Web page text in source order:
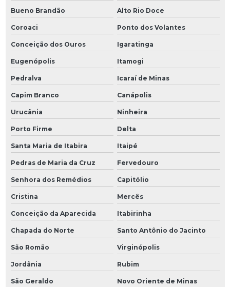
Bueno Brandão Alto Rio Doce
Coroaci Ponto dos Volantes
Conceição dos Ouros Igaratinga
Eugenópolis Itamogi
Pedralva Icaraí de Minas
Capim Branco Canápolis
Urucânia Ninheira
Porto Firme Delta
Santa Maria de Itabira Itaipé
Pedras de Maria da Cruz Fervedouro
Senhora dos Remédios Capitólio
Cristina Mercês
Conceição da Aparecida Itabirinha
Chapada do Norte Santo Antônio do Jacinto
São Romão Virginópolis
Jordânia Rubim
São Geraldo Novo Oriente de Minas